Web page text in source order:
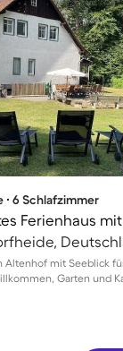
∙ 6 Schlafzimmer
Altenhof mit Seeblick
Garten und